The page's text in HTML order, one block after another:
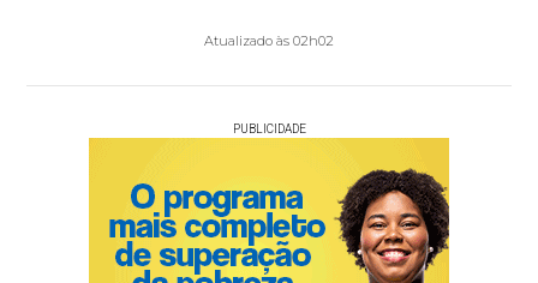
Atualizado às 02h02
PUBLICIDADE